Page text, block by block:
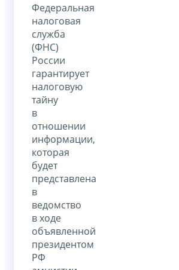
Федеральная
налоговая
служба
(ФНС)
России
гарантирует
налоговую
тайну
в
отношении
информации,
которая
будет
представлена
в
ведомство
в ходе
объявленной
президентом
РФ